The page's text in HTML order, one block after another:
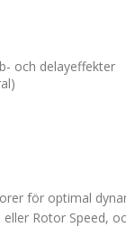
och delayeffekter
för optimal
Rotor Speed,